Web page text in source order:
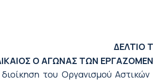
ΔΕΛΤΙΟ
Ο ΑΓΩΝΑΣ ΤΩΝ
του Οργανισμού Αστικών